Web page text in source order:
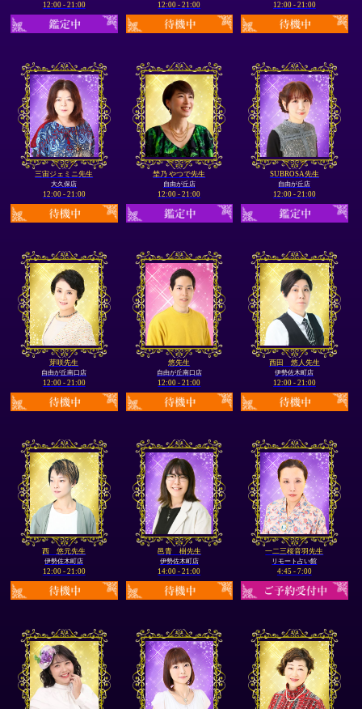
12:00 - 21:00 12:00 - 21:00 12:00 - 21:00
三宙ジェミニ先生
大久保店
12:00 - 21:00
埜乃 やつで先生
自由が丘店
12:00 - 21:00
SUBROSA先生
自由が丘店
12:00 - 21:00
芽咲先生
自由が丘南口店
12:00 - 21:00
悠先生
自由が丘南口店
12:00 - 21:00
西田 悠人先生
伊勢佐木町店
12:00 - 21:00
西 悠元先生
伊勢佐木町店
12:00 - 21:00
邑青 樹先生
伊勢佐木町店
14:00 - 21:00
一二三桜音羽先生
リモート占い館
4:45 - 7:00